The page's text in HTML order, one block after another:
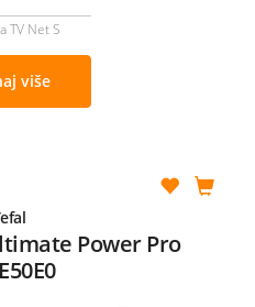
TV Net S
više
Power Pro